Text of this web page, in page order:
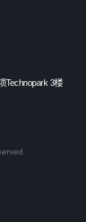
Technopark 3楼